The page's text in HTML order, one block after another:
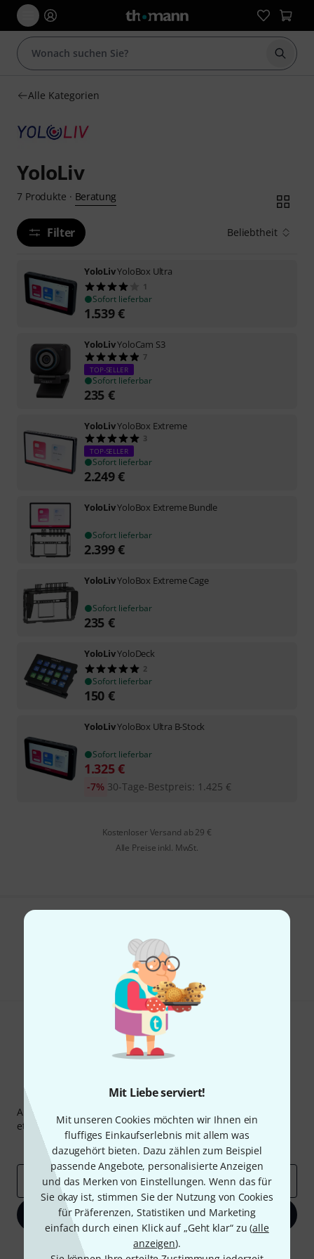
Mit Liebe serviert!
Mit unseren Cookies möchten wir Ihnen ein
fluffiges Einkaufserlebnis mit allem was
dazugehört bieten. Dazu zählen zum Beispiel
passende Angebote, personalisierte Anzeigen
und das Merken von Einstellungen. Wenn das für
Sie okay ist, stimmen Sie der Nutzung von Cookies
für Präferenzen, Statistiken und Marketing
einfach durch einen Klick auf „Geht klar“ zu (alle
anzeigen).
Suche
Alle Kategorien
YoloLiv
7 Produkte · Beratung
Filter Beliebtheit
YoloLivYoloBox Ultra
1
Sofort lieferbar
1.539€
YoloLivYoloCam S3
7
TOP-SELLER
Sofort lieferbar
235 €
YoloLivYoloBox Extreme
3
TOP-SELLER
Sofort lieferbar
2.249€
YoloLivYoloBox Extreme Bundle
Sofort lieferbar
2.399€
YoloLivYoloBox Extreme Cage
Sofort lieferbar
235 €
YoloLivYoloDeck
2
Sofort lieferbar
150 €
YoloLivYoloBox Ultra B-Stock
Sofort lieferbar
1.325€
30-Tage-Bestpreis: 1.425 €
-7%
Kostenloser Versand ab 29 €
Alle Preise inkl. MwSt.
Hilfe & Feedback
Thomann Newsletter
Abonniere den Thomann Newsletter und gewinne mit
etwas Glück einen von50 Gutscheinenüber jeweils
Inspirierende Beiträge
Deals Thomann Insights
E-Mail-Adresse*
Jetzt anmelden
Mit Klick auf „Jetzt anmelden“ stimmen Sie dem Erhalt von E-Mail-